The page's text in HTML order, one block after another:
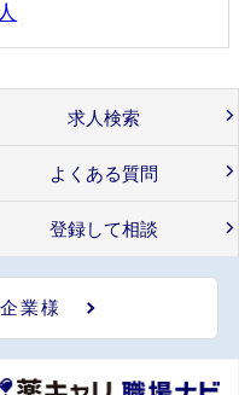
求人検索
よくある質問
登録して相談
業様